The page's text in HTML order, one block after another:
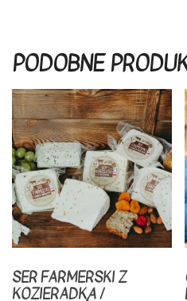
PODOBNE
SER FARMERSKI Z
KOZIERADKĄ /